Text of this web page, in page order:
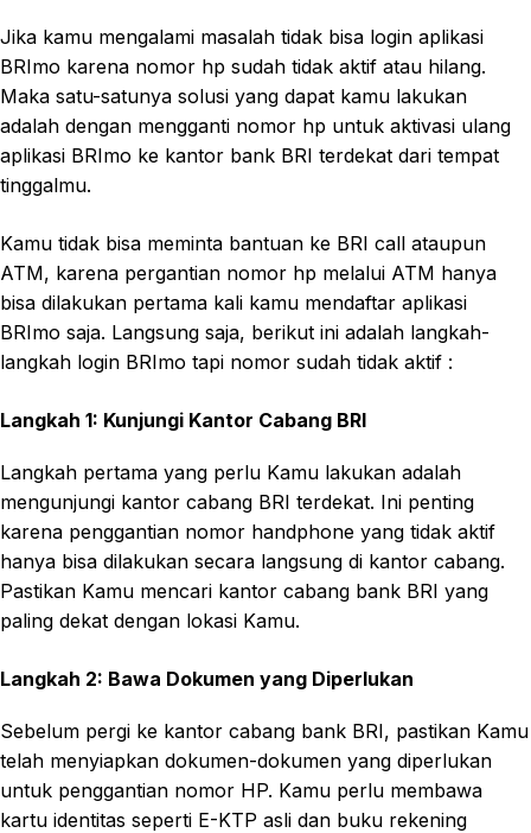
Jika kamu mengalami masalah tidak bisa login aplikasi
BRImo karena nomor hp sudah tidak aktif atau hilang.
Maka satu-satunya solusi yang dapat kamu lakukan
adalah dengan mengganti nomor hp untuk aktivasi ulang
aplikasi BRImo ke kantor bank BRI terdekat dari tempat
tinggalmu.
Kamu tidak bisa meminta bantuan ke BRI call ataupun
ATM, karena pergantian nomor hp melalui ATM hanya
bisa dilakukan pertama kali kamu mendaftar aplikasi
BRImo saja. Langsung saja, berikut ini adalah langkah-
langkah login BRImo tapi nomor sudah tidak aktif :
Langkah 1: Kunjungi Kantor Cabang BRI
Langkah pertama yang perlu Kamu lakukan adalah
mengunjungi kantor cabang BRI terdekat. Ini penting
karena penggantian nomor handphone yang tidak aktif
hanya bisa dilakukan secara langsung di kantor cabang.
Pastikan Kamu mencari kantor cabang bank BRI yang
paling dekat dengan lokasi Kamu.
Langkah 2: Bawa Dokumen yang Diperlukan
Sebelum pergi ke kantor cabang bank BRI, pastikan Kamu
telah menyiapkan dokumen-dokumen yang diperlukan
untuk penggantian nomor HP. Kamu perlu membawa
kartu identitas seperti E-KTP asli dan buku rekening